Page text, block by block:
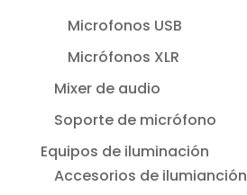
Microfonos USB
Micrófonos XLR
Mixer de audio
Soporte de micrófono
Equipos de iluminación
Accesorios de ilumianción